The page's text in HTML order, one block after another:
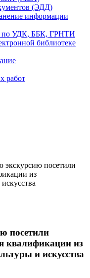
(ЭДД)
информации
по УДК, ББК, ГРНТИ
библиотеке
работ
экскурсию посетили
из
посетили
квалификации из
и искусства